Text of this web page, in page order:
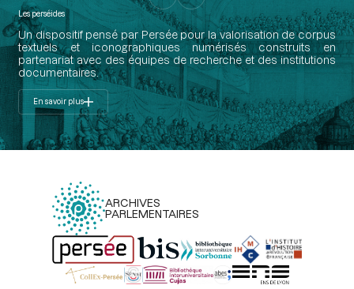
Les perséides
Un dispositif pensé par Persée pour la valorisation de corpus
textuels et iconographiques numérisés construits en
partenariat avec des équipes de recherche et des institutions
documentaires.
En savoir plus
ARCHIVES
PARLEMENTAIRES